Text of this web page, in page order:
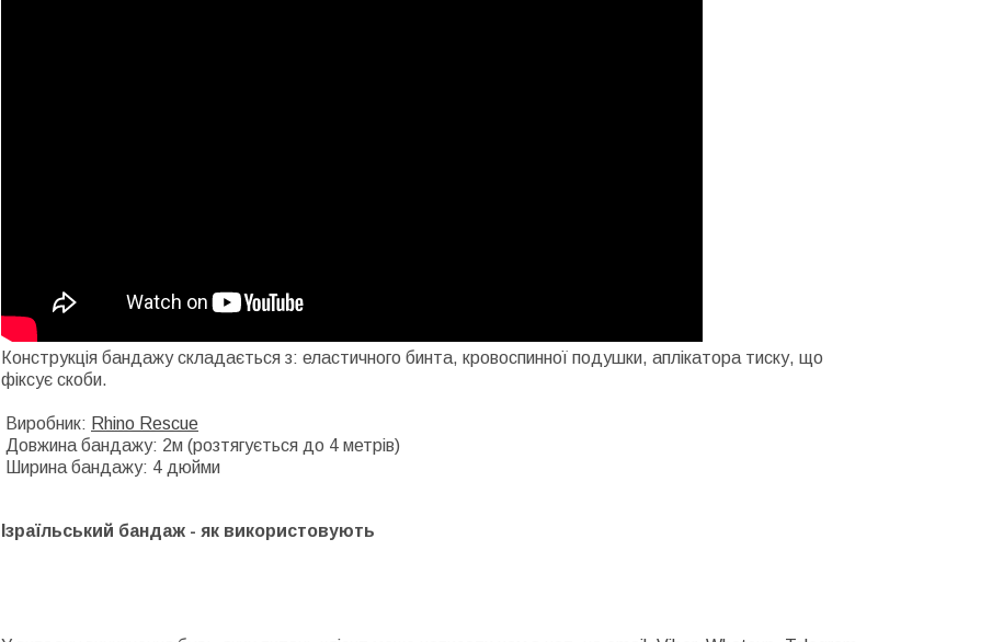
Конструкція бандажу складається з: еластичного бинта, кровоспинної подушки, аплікатора тиску, що
фіксує скоби.
Виробник: Rhino Rescue
Довжина бандажу: 2м (розтягується до 4 метрів)
Ширина бандажу: 4 дюйми
Ізраїльський бандаж - як використовують